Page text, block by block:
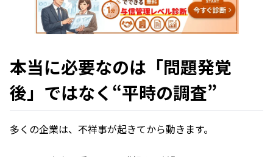
本当に必要なのは「問題発覚
後」ではなく“平時の調査”
多くの企業は、不祥事が起きてから動きます。